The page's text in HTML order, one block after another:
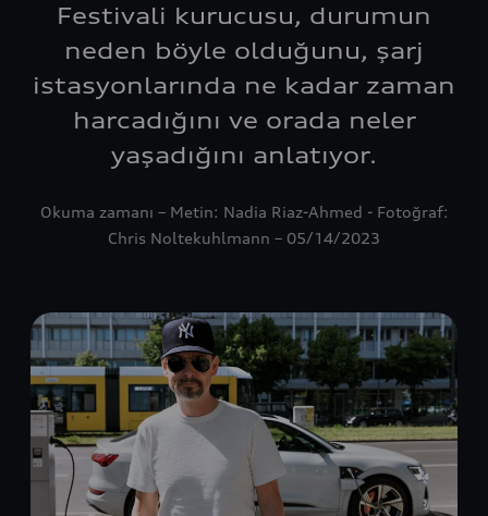
Festivali kurucusu, durumun
neden böyle olduğunu, şarj
istasyonlarında ne kadar zaman
harcadığını ve orada neler
yaşadığını anlatıyor.
Okuma zamanı – Metin: Nadia Riaz-Ahmed - Fotoğraf:
Chris Noltekuhlmann – 05/14/2023